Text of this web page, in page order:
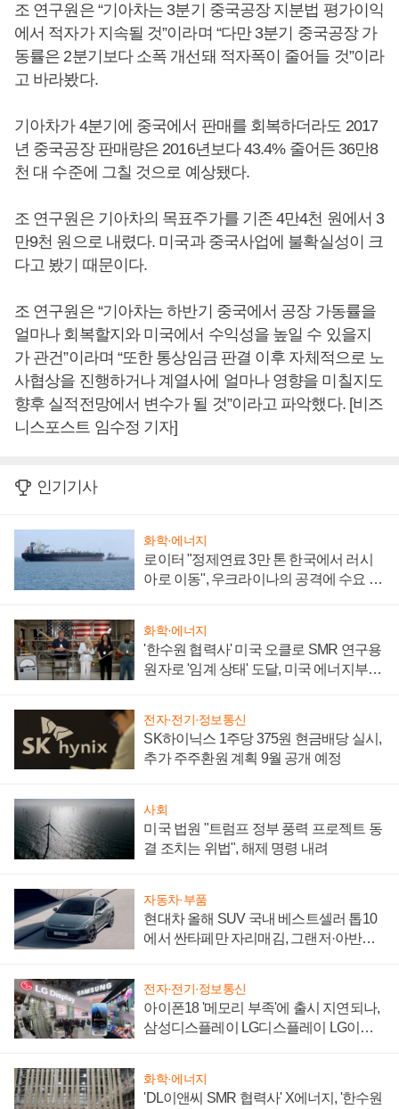
조 연구원은 “기아차는 3분기 중국공장 지분법 평가이익
에서 적자가 지속될 것”이라며 “다만 3분기 중국공장 가
동률은 2분기보다 소폭 개선돼 적자폭이 줄어들 것”이라
고 바라봤다.
기아차가 4분기에 중국에서 판매를 회복하더라도 2017
년 중국공장 판매량은 2016년보다 43.4% 줄어든 36만8
천 대 수준에 그칠 것으로 예상됐다.
조 연구원은 기아차의 목표주가를 기존 4만4천 원에서 3
만9천 원으로 내렸다. 미국과 중국사업에 불확실성이 크
다고 봤기 때문이다.
조 연구원은 “기아차는 하반기 중국에서 공장 가동률을
얼마나 회복할지와 미국에서 수익성을 높일 수 있을지
가 관건”이라며 “또한 통상임금 판결 이후 자체적으로 노
사협상을 진행하거나 계열사에 얼마나 영향을 미칠지도
향후 실적전망에서 변수가 될 것”이라고 파악했다. [비즈
니스포스트 임수정 기자]
인기기사
화학·에너지
로이터 "정제연료 3만 톤 한국에서 러시
아로 이동", 우크라이나의 공격에 수요 늘
화학·에너지
'한수원 협력사' 미국 오클로 SMR 연구용
원자로 '임계 상태' 도달, 미국 에너지부
전자·전기·정보통신
SK하이닉스 1주당 375원 현금배당 실시,
추가 주주환원 계획 9월 공개 예정
사회
미국 법원 "트럼프 정부 풍력 프로젝트 동
결 조치는 위법", 해제 명령 내려
자동차·부품
현대차 올해 SUV 국내 베스트셀러 톱10
에서 싼타페만 자리매김, 그랜저·아반떼
전자·전기·정보통신
아이폰18 '메모리 부족'에 출시 지연되나,
삼성디스플레이 LG디스플레이 LG이노
화학·에너지
'DL이앤씨 SMR 협력사' X에너지, '한수원